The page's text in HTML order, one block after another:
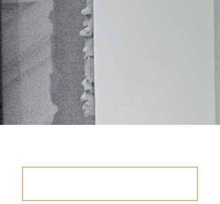
He leido lapolítica de privacidad
la gestión de mis datos por parte de esta web.